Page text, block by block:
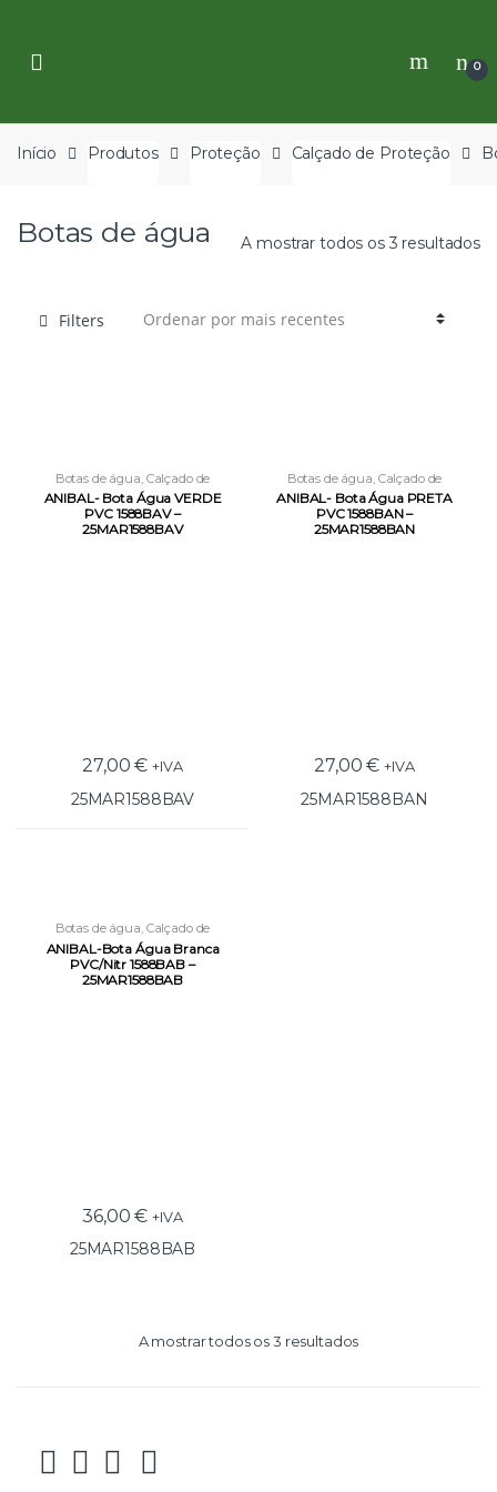
navigation
content
0
Início Produtos Proteção Calçado de Proteção
Botas de água A mostrar todos os 3 resultados
Filters
Botas de água Calçado de
Proteção Proteção
ANIBAL- Bota Água VERDE
PVC 1588BAV –
25MAR1588BAV
27,00€ +IVA
25MAR1588BAV
Botas de água Calçado de
Proteção Proteção
ANIBAL- Bota Água PRETA
PVC 1588BAN –
25MAR1588BAN
27,00€ +IVA
25MAR1588BAN
Botas de água, Calçado de
Proteção Proteção
ANIBAL-Bota Água Branca
PVC/Nitr 1588BAB –
25MAR1588BAB
36,00€ +IVA
25MAR1588BAB
A mostrar todos os 3 resultados